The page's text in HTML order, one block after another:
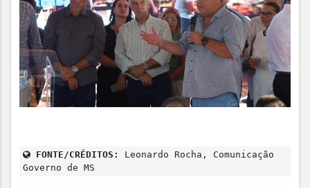
FONTE/CRÉDITOS:
Leonardo Rocha, Comunicação
Governo de MS